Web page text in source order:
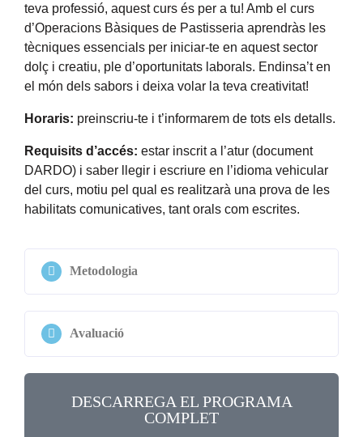
teva professió, aquest curs és per a tu! Amb el curs
d’Operacions Bàsiques de Pastisseria aprendràs les
tècniques essencials per iniciar-te en aquest sector
dolç i creatiu, ple d’oportunitats laborals. Endinsa’t en
el món dels sabors i deixa volar la teva creativitat!
Horaris: preinscriu-te i t’informarem de tots els detalls.
Requisits d’accés: estar inscrit a l’atur (document
DARDO) i saber llegir i escriure en l’idioma vehicular
del curs, motiu pel qual es realitzarà una prova de les
habilitats comunicatives, tant orals com escrites.
Metodologia
Avaluació
DESCARREGA EL PROGRAMA
COMPLET